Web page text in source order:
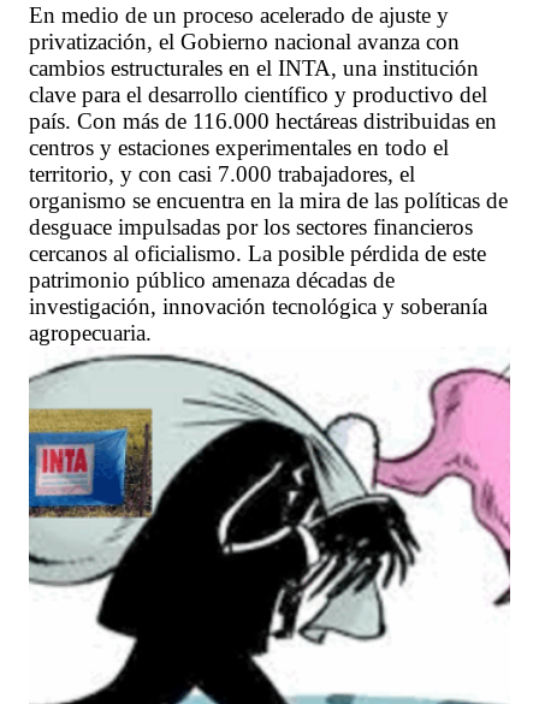
En medio de un proceso acelerado de ajuste y
privatización, el Gobierno nacional avanza con
cambios estructurales en el INTA, una institución
clave para el desarrollo científico y productivo del
país. Con más de 116.000 hectáreas distribuidas en
centros y estaciones experimentales en todo el
territorio, y con casi 7.000 trabajadores, el
organismo se encuentra en la mira de las políticas de
desguace impulsadas por los sectores financieros
cercanos al oficialismo. La posible pérdida de este
patrimonio público amenaza décadas de
investigación, innovación tecnológica y soberanía
agropecuaria.